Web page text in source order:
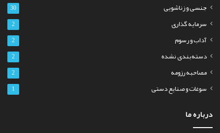
جنسی و زناشویی 30
سرمایه گذاری 2
آداب و رسوم 2
دسته‌بندی نشده 2
مصاحبه رزومه 2
سوغات و صنایع دستی 1
درباره ما